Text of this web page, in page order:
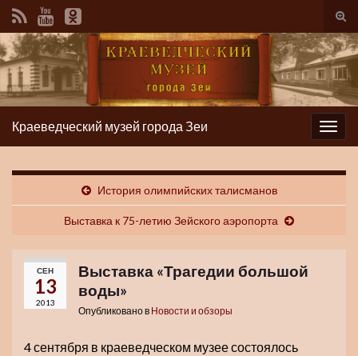
Вкл/
Вкл/
выкл
Краеведческий музей города Зеи
История олимпийских талисманов
Выставка к 75-летию Зейского аэропорта
СЕН
13
2013
Выставка «Трагедии большой
воды»
Опубликовано в Новости и обзоры
4 сентября в краеведческом музее состоялось